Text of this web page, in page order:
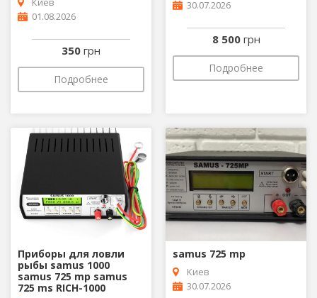
01.08.2026
350 грн
Подробнее
30.07.2026
8 500 грн
Подробнее
Приборы для ловли
рыбы samus 1000
samus 725 mp samus
725 ms RICH-1000
samus 725 mp
Киев
30.07.2026